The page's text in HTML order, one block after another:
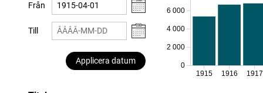
Från
Till
Applicera datum
0
2 000
4 000
6 000
1915 1916 1917